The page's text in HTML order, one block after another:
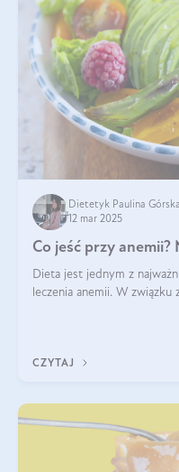
Dietetyk Paulina Górska
12 mar 2025
Co jeść przy
Dieta jest jednym z
leczenia anemii. W
CZYTAJ